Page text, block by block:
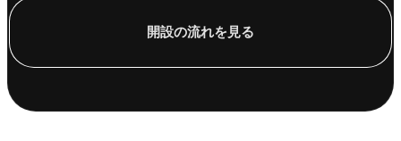
開設の流れを見る